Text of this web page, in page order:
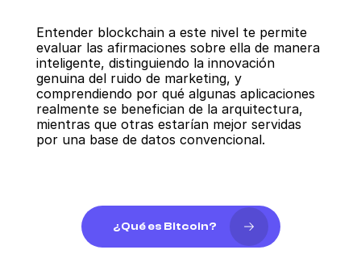
Entender blockchain a este nivel te permite
evaluar las afirmaciones sobre ella de manera
inteligente, distinguiendo la innovación
genuina del ruido de marketing, y
comprendiendo por qué algunas aplicaciones
realmente se benefician de la arquitectura,
mientras que otras estarían mejor servidas
por una base de datos convencional.
¿Qué es Bitcoin?